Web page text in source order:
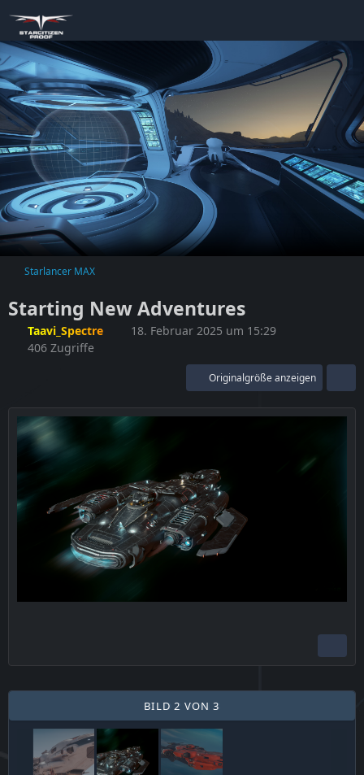
Starlancer MAX
Starting New Adventures
Taavi_Spectre
18. Februar 2025 um 15:29
406 Zugriffe
Originalgröße anzeigen
BILD 2 VON 3